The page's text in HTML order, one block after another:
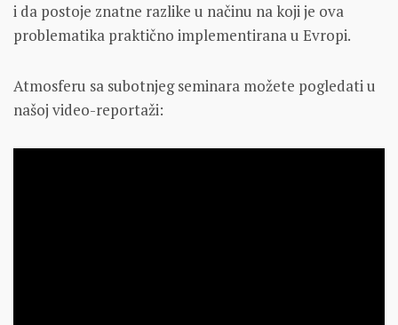
i da postoje znatne razlike u načinu na koji je ova
problematika praktično implementirana u Evropi.
Atmosferu sa subotnjeg seminara možete pogledati u
našoj video-reportaži: